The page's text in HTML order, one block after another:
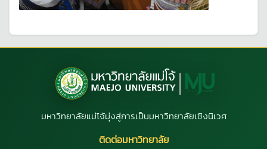
มหาวิทยาลัยแม่โจ้มุ่งสู่การเป็นมหาวิทยาลัยเชิงนิเวศ
ติดต่อมหาวิทยาลัย